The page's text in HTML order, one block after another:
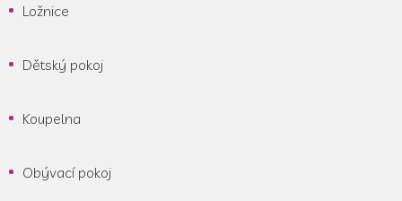
Ložnice
Dětský pokoj
Koupelna
Obývací pokoj